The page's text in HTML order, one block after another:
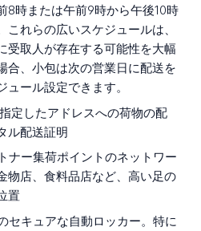
8時または午前9時から午後10時
れらの広いスケジュールは、
受取人が存在する可能性を大幅
合、小包は次の営業日に配送を
ール設定できます。
定したアドレスへの荷物の配
ル配送証明
ナー集荷ポイントのネットワー
物店、食料品店など、高い足の
置
セキュアな自動ロッカー。特に